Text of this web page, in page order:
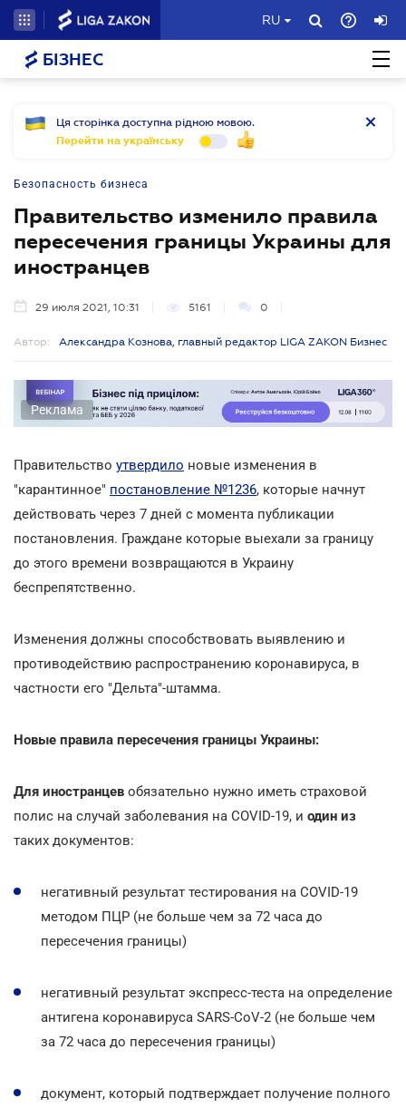
RU
БІЗНЕС
Ця сторінка доступна рідною мовою.
Перейти на українську
Безопасность бизнеса
Правительство изменило правила
пересечения границы Украины для
иностранцев
29 июля 2021, 10:31 5161 0
Автор: Александра Кознова, главный редактор LIGA ZAKON Бизнес
Реклама
Правительство утвердило новые изменения в
"карантинное" постановление №1236, которые начнут
действовать через 7 дней с момента публикации
постановления. Граждане которые выехали за границу
до этого времени возвращаются в Украину
беспрепятственно.
Изменения должны способствовать выявлению и
противодействию распространению коронавируса, в
частности его "Дельта"-штамма.
Новые правила пересечения границы Украины:
Для иностранцев обязательно нужно иметь страховой
полис на случай заболевания на COVID-19, и один из
таких документов:
негативный результат тестирования на COVID-19
методом ПЦР (не больше чем за 72 часа до
пересечения границы)
негативный результат экспресс-теста на определение
антигена коронавируса SARS-CoV-2 (не больше чем
за 72 часа до пересечения границы)
документ, который подтверждает получение полного